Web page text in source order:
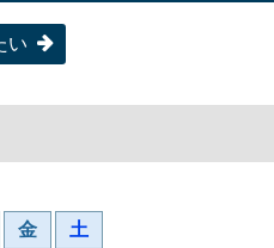
い
金 土